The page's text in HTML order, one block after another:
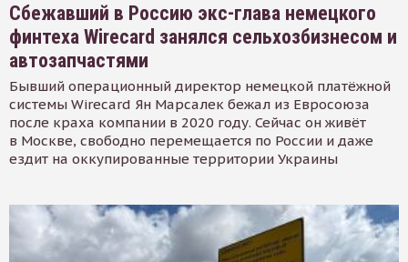
Сбежавший в Россию экс-глава немецкого
финтеха Wirecard занялся сельхозбизнесом и
автозапчастями
Бывший операционный директор немецкой платёжной
системы Wirecard Ян Марсалек бежал из Евросоюза
после краха компании в 2020 году. Сейчас он живёт
в Москве, свободно перемещается по России и даже
ездит на оккупированные территории Украины